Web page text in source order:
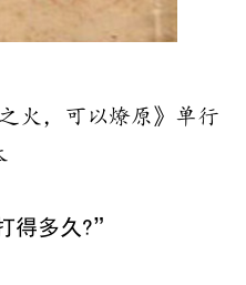
火，可以燎原》单行
得多久?”